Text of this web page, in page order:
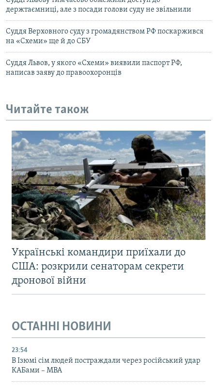
держтаємниці, але з посади голови суду не звільнили
Суддя Верховного суду з громадянством РФ поскаржився
на «Схеми» ще й до СБУ
Суддя Львов, у якого «Схеми» виявили паспорт РФ,
написав заяву до правоохоронців
Читайте також
Українські командири приїхали до
США: розкрили сенаторам секрети
дронової війни
ОСТАННІ НОВИНИ
23:54
В Ізюмі сім людей постраждали через російський удар
КАБами – МВА